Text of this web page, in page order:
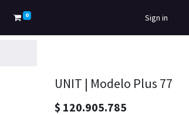
0 Sign in
UNIT | Modelo Plus 77
$ 120.905.785